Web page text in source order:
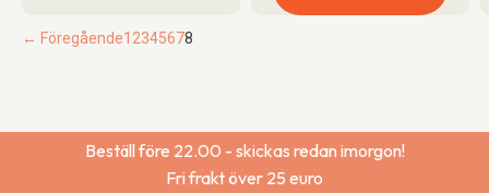
← Föregående1 2345678
Beställ före 22.00 - skickas redan imorgon!
Fri frakt över 25 euro